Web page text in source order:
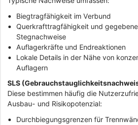
Biegtragfähigkeit im Verbund
Querkrafttragfähigkeit und
Stegnachweise
Auflagerkräfte und Endreaktionen
Lokale Details in der Nähe von
Auflagern
SLS
Diese bestimmen häufig die
Ausbau- und Risikopotenzial:
Durchbiegungsgrenzen für